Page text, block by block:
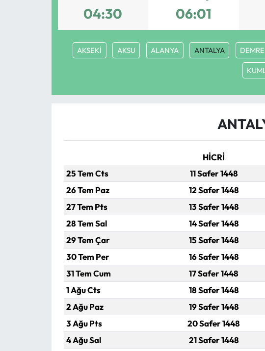
04:30 06:01
AKSEKİ AKSU ALANYA ANTALYA DEMRE
HİCRİ
25 Tem Cts
11 Safer 1448
26 Tem Paz
12 Safer 1448
27 Tem Pts
13 Safer 1448
28 Tem Sal
14 Safer 1448
29 Tem Çar
15 Safer 1448
30 Tem Per
16 Safer 1448
31 Tem Cum
17 Safer 1448
1 Ağu Cts
18 Safer 1448
2 Ağu Paz
19 Safer 1448
3 Ağu Pts
20 Safer 1448
4 Ağu Sal
21 Safer 1448
RESMİ İLANLAR
HABER İLAN